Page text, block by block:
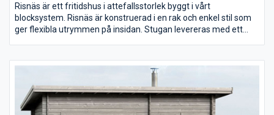
Risnäs är ett fritidshus i attefallsstorlek byggt i vårt
blocksystem. Risnäs är konstruerad i en rak och enkel stil som
ger flexibla utrymmen på insidan. Stugan levereras med ett
grundmålad och mellanstruken. Risnäs finns i faluröd, mörkgrå
och husvit eller obehandlad. Foder, knutbrädor, takfotsbrädor
och vindskivor i vitt (mellanstruket) eller obehandlat.
Byggsystemet är anpassat för både gjuten platta och plintar.